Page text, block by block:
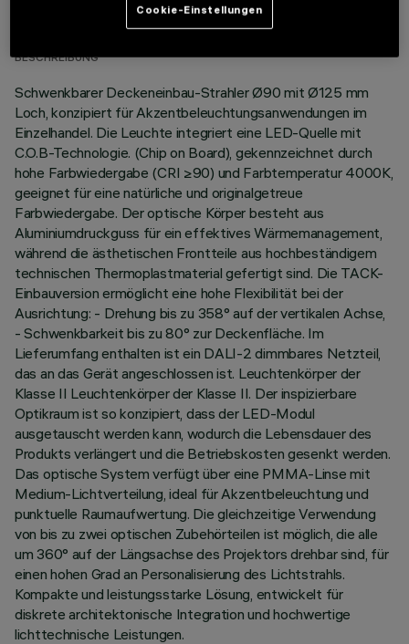
LETZTES UPDATE: 05.08.2026
BESCHREIBUNG
Schwenkbarer Deckeneinbau-Strahler Ø90 mit Ø125 mm
Loch, konzipiert für Akzentbeleuchtungsanwendungen im
Einzelhandel. Die Leuchte integriert eine LED-Quelle mit
C.O.B-Technologie. (Chip on Board), gekennzeichnet durch
hohe Farbwiedergabe (CRI ≥90) und Farbtemperatur 4000K,
geeignet für eine natürliche und originalgetreue
Farbwiedergabe. Der optische Körper besteht aus
Aluminiumdruckguss für ein effektives Wärmemanagement,
während die ästhetischen Frontteile aus hochbeständigem
technischen Thermoplastmaterial gefertigt sind. Die TACK-
Einbauversion ermöglicht eine hohe Flexibilität bei der
Ausrichtung: - Drehung bis zu 358° auf der vertikalen Achse,
- Schwenkbarkeit bis zu 80° zur Deckenfläche. Im
Lieferumfang enthalten ist ein DALI-2 dimmbares Netzteil,
das an das Gerät angeschlossen ist. Leuchtenkörper der
Klasse II Leuchtenkörper der Klasse II. Der inspizierbare
Optikraum ist so konzipiert, dass der LED-Modul
ausgetauscht werden kann, wodurch die Lebensdauer des
Produkts verlängert und die Betriebskosten gesenkt werden.
Das optische System verfügt über eine PMMA-Linse mit
Medium-Lichtverteilung, ideal für Akzentbeleuchtung und
punktuelle Raumaufwertung. Die gleichzeitige Verwendung
von bis zu zwei optischen Zubehörteilen ist möglich, die alle
um 360° auf der Längsachse des Projektors drehbar sind, für
einen hohen Grad an Personalisierung des Lichtstrahls.
Kompakte und leistungsstarke Lösung, entwickelt für
diskrete architektonische Integration und hochwertige
lichttechnische Leistungen.
Cookie-Einstellungen